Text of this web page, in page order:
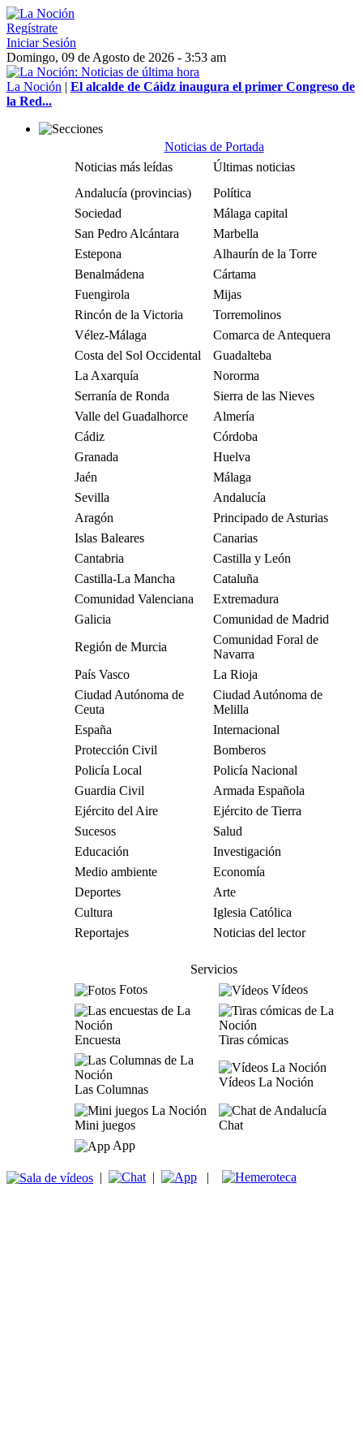
Regístrate
Iniciar Sesión
Domingo, 09 de Agosto de 2026 - 3:53 am
La Noción | El alcalde de Cáidz inaugura el primer Congreso de
la Red...
Noticias de Portada
Noticias más leídas
Últimas noticias
Andalucía (provincias)
Política
Sociedad
Málaga capital
San Pedro Alcántara
Marbella
Estepona
Alhaurín de la Torre
Benalmádena
Cártama
Fuengirola
Mijas
Rincón de la Victoria
Torremolinos
Vélez-Málaga
Comarca de Antequera
Costa del Sol Occidental
Guadalteba
La Axarquía
Nororma
Serranía de Ronda
Sierra de las Nieves
Valle del Guadalhorce
Almería
Cádiz
Córdoba
Granada
Huelva
Jaén
Málaga
Sevilla
Andalucía
Aragón
Principado de Asturias
Islas Baleares
Canarias
Cantabria
Castilla y León
Castilla-La Mancha
Cataluña
Comunidad Valenciana
Extremadura
Galicia
Comunidad de Madrid
Región de Murcia
Comunidad Foral de
Navarra
País Vasco
La Rioja
Ciudad Autónoma de
Ceuta
Ciudad Autónoma de
Melilla
España
Internacional
Protección Civil
Bomberos
Policía Local
Policía Nacional
Guardia Civil
Armada Española
Ejército del Aire
Ejército de Tierra
Sucesos
Salud
Educación
Investigación
Medio ambiente
Economía
Deportes
Arte
Cultura
Iglesia Católica
Reportajes
Noticias del lector
Servicios
Fotos
Vídeos
Encuesta Tiras cómicas
Las Columnas
Vídeos La Noción
Mini juegos
Chat
App
| | |